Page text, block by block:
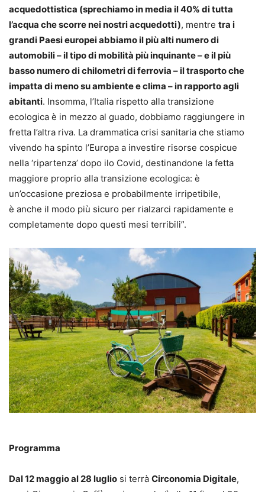
acquedottistica (sprechiamo in media il 40% di tutta
l’acqua che scorre nei nostri acquedotti), mentre tra i
grandi Paesi europei abbiamo il più alti numero di
automobili – il tipo di mobilità più inquinante – e il più
basso numero di chilometri di ferrovia – il trasporto che
impatta di meno su ambiente e clima – in rapporto agli
abitanti. Insomma, l’Italia rispetto alla transizione
ecologica è in mezzo al guado, dobbiamo raggiungere in
fretta l’altra riva. La drammatica crisi sanitaria che stiamo
vivendo ha spinto l’Europa a investire risorse cospicue
nella ‘ripartenza’ dopo ilo Covid, destinandone la fetta
maggiore proprio alla transizione ecologica: è
un’occasione preziosa e probabilmente irripetibile,
è anche il modo più sicuro per rialzarci rapidamente e
completamente dopo questi mesi terribili”.
Programma
Dal 12 maggio al 28 luglio si terrà Circonomia Digitale,